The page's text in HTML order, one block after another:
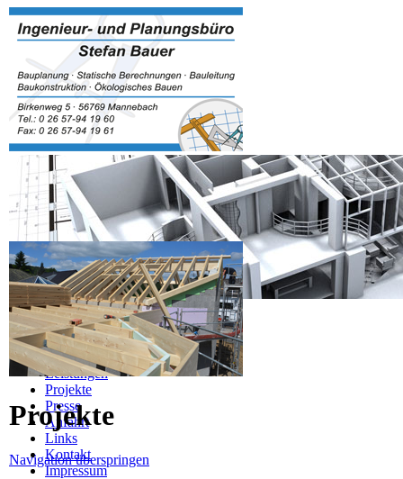
Navigation überspringen
Home
Über Mich
Leistungen
Projekte
Presse
Anfahrt
Links
Kontakt
Impressum
Projekte
Navigation überspringen